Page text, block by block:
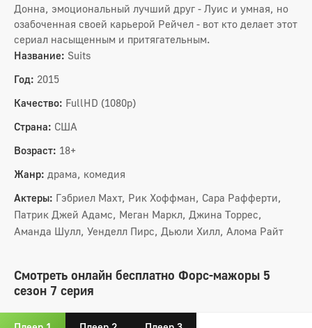
Донна, эмоциональный лучший друг - Луис и умная, но
озабоченная своей карьерой Рейчел - вот кто делает этот
сериал насыщенным и притягательным.
Название: Suits
Год: 2015
Качество: FullHD (1080p)
Страна: США
Возраст: 18+
Жанр: драма, комедия
Актеры: Гэбриел Махт, Рик Хоффман, Сара Рафферти,
Патрик Джей Адамс, Меган Маркл, Джина Торрес,
Аманда Шулл, Уенделл Пирс, Дьюли Хилл, Алома Райт
Смотреть онлайн бесплатно Форс-мажоры 5
сезон 7 серия